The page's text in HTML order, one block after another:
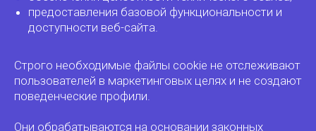
предоставления базовой функциональности и
доступности веб-сайта.
Строго необходимые файлы cookie не отслеживают
пользователей в маркетинговых целях и не создают
поведенческие профили.
Они обрабатываются на основании законных